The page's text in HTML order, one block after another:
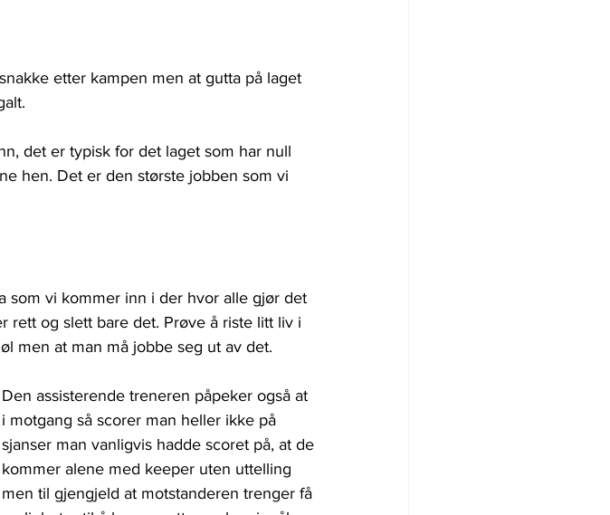
etter kampen men at gutta på laget
det er typisk for det laget som har null
hen. Det er den største jobben som vi
som vi kommer inn i der hvor alle gjør det
rett og slett bare det. Prøve å riste litt liv i
men at man må jobbe seg ut av det.
Den assisterende treneren påpeker også at
i motgang så scorer man heller ikke på
sjanser man vanligvis hadde scoret på, at de
kommer alene med keeper uten uttelling
men til gjengjeld at motstanderen trenger få